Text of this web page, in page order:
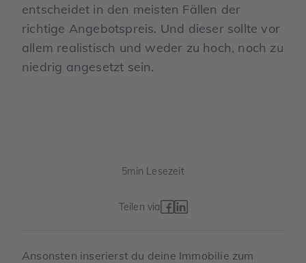
entscheidet in den meisten Fällen der
richtige Angebotspreis. Und dieser sollte vor
allem realistisch und weder zu hoch, noch zu
niedrig angesetzt sein.
5min Lesezeit
Teilen via
Ansonsten inserierst du deine Immobilie zum